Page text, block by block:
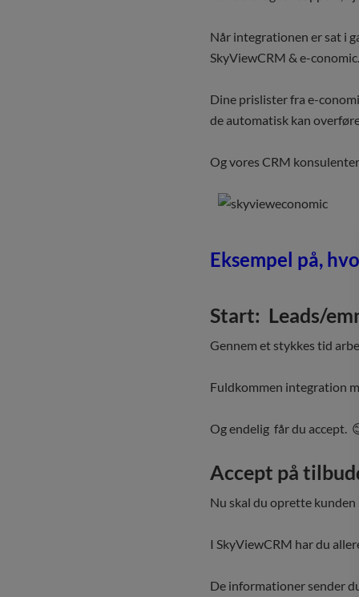
Når integrationen er sat i
SkyViewCRM & e-conomic.
Dine prislister fra e-
de automatisk kan
Og vores CRM
Eksempel på,
Start: Leads/
Gennem et stykkes tid
Fuldkommen integration
Og endelig får du accept.
Accept på
Nu skal du oprette
I SkyViewCRM har du
De informationer sender